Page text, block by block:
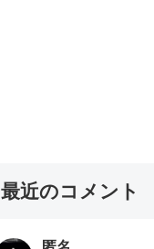
最近のコメント